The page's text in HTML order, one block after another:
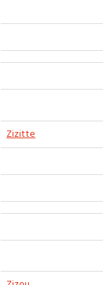
Zizitte